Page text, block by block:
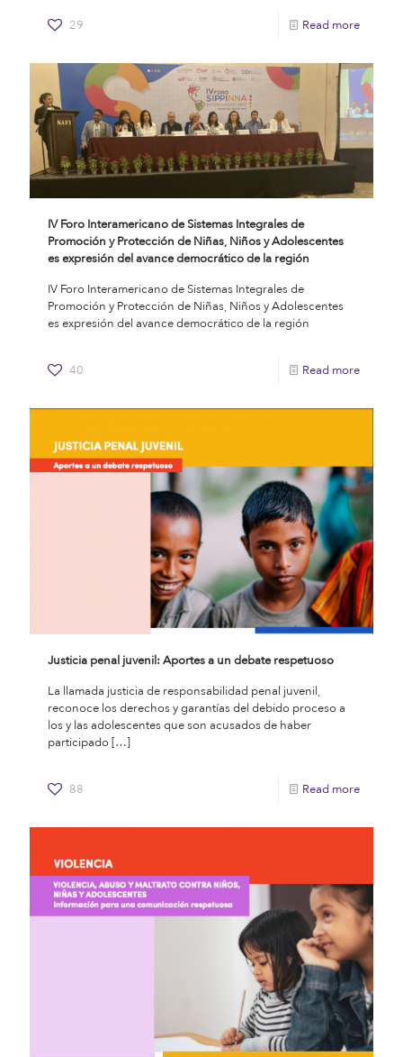
29 Read more
IV Foro Interamericano de Sistemas Integrales de
Promoción y Protección de Niñas, Niños y Adolescentes
es expresión del avance democrático de la región
IV Foro Interamericano de Sistemas Integrales de
Promoción y Protección de Niñas, Niños y Adolescentes
es expresión del avance democrático de la región
40 Read more
Justicia penal juvenil: Aportes a un debate respetuoso
La llamada justicia de responsabilidad penal juvenil,
reconoce los derechos y garantías del debido proceso a
los y las adolescentes que son acusados de haber
participado[…]
88 Read more